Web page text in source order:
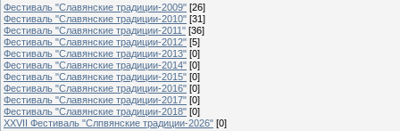
Фестиваль "Славянские традиции-2009" [26]
Фестиваль "Славянские традиции-2010" [31]
Фестиваль "Славянские традиции-2011" [36]
Фестиваль "Славянские традиции-2012" [5]
Фестиваль "Славянские традиции-2013" [0]
Фестиваль "Славянские традиции-2014" [0]
Фестиваль "Славянские традиции-2015" [0]
Фестиваль "Славянские традиции-2016" [0]
Фестиваль "Славянские традиции-2017" [0]
Фестиваль "Славянские традиции-2018" [0]
XXVII Фестиваль "Слпвянские традиции-2026" [0]